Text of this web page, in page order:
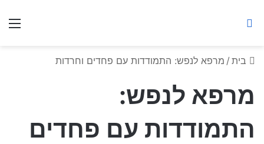
בית / מרפא לנפש: התמודדות עם פחדים וחרדות
מרפא לנפש:
התמודדות עם פחדים